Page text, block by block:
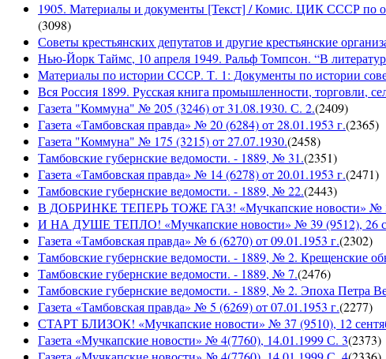
1905. Материалы и документы [Текст] / Комис. ЦИК СССР по
(3098)
Советы крестьянских депутатов и другие крестьянские
Нью-Йорк Таймс, 10 апреля 1949. Ральф Томпсон. “В
Материалы по истории СССР. Т. 1: Документы по истории
Вся Россия 1899. Русская книга промышленности, торговли,
Газета "Коммуна" № 205 (3246) от 31.08.1930. С. 2.(2409)
Газета «Тамбовская правда» № 20 (6284) от 28.01.1953 г.(2365)
Газета "Коммуна" № 175 (3215) от 27.07.1930.(2458)
Тамбовские губернские ведомости. - 1889, № 31.(2351)
Газета «Тамбовская правда» № 14 (6278) от 20.01.1953 г.(2471)
Тамбовские губернские ведомости. - 1889, № 22.(2443)
В ДОБРИНКЕ ТЕПЕРЬ ТОЖЕ ГАЗ! «Мучкапские новости» № 39
И НА ДУШЕ ТЕПЛО! «Мучкапские новости» № 39 (9512), 26
Газета «Тамбовская правда» № 6 (6270) от 09.01.1953 г.(2302)
Тамбовские губернские ведомости. - 1889, № 2. Крещенские
Тамбовские губернские ведомости. - 1889, № 7.(2476)
Тамбовские губернские ведомости. - 1889, № 2. Эпоха Петра
Газета «Тамбовская правда» № 5 (6269) от 07.01.1953 г.(2277)
СТАРТ БЛИЗОК! «Мучкапские новости» № 37 (9510), 12
Газета «Мучкапские новости» № 4(7760), 14.01.1999 С. 3(2373)